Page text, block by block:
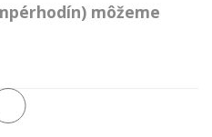
môžeme